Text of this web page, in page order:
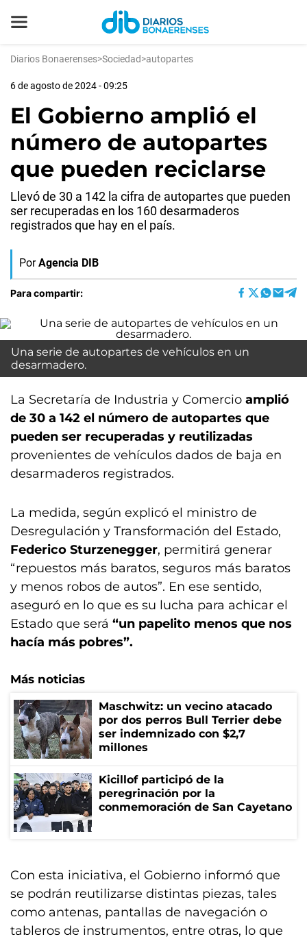
Diarios Bonaerenses>Sociedad>autopartes
6 de agosto de 2024 - 09:25
El Gobierno amplió el
número de autopartes
que pueden reciclarse
Llevó de 30 a 142 la cifra de autopartes que pueden
ser recuperadas en los 160 desarmaderos
registrados que hay en el país.
Por Agencia DIB
Para compartir:
Una serie de autopartes de vehículos en un
desarmadero.
La Secretaría de Industria y Comercio amplió
de 30 a 142 el número de autopartes que
pueden ser recuperadas y reutilizadas
provenientes de vehículos dados de baja en
desarmaderos registrados.
La medida, según explicó el ministro de
Desregulación y Transformación del Estado,
Federico Sturzenegger, permitirá generar
“repuestos más baratos, seguros más baratos
y menos robos de autos”. En ese sentido,
aseguró en lo que es su lucha para achicar el
Estado que será “un papelito menos que nos
hacía más pobres”.
Más noticias
Maschwitz: un vecino atacado
por dos perros Bull Terrier debe
ser indemnizado con $2,7
millones
Kicillof participó de la
peregrinación por la
conmemoración de San Cayetano
Con esta iniciativa, el Gobierno informó que
se podrán reutilizarse distintas piezas, tales
como antenas, pantallas de navegación o
tableros de instrumentos, entre otras, lo que